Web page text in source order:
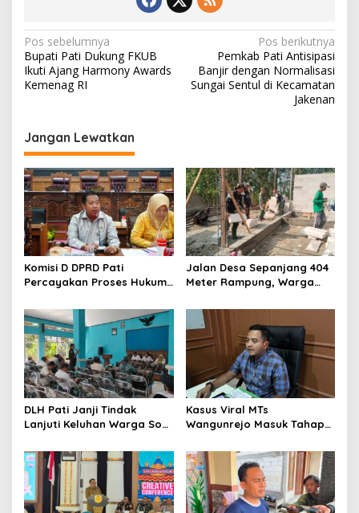
N
a
v
g
a
s
i
p
o
s
Pos sebelumnya
Bupati Pati Dukung FKUB
Ikuti Ajang Harmony Awards
Kemenag RI
Pos berikutnya
Pemkab Pati Antisipasi
Banjir dengan Normalisasi
Sungai Sentul di Kecamatan
Jakenan
Jangan Lewatkan
Komisi D DPRD Pati
Percayakan Proses Hukum
kepada Polisi
Jalan Desa Sepanjang 404
Meter Rampung, Warga
Rasakan Manfaat
DLH Pati Janji Tindak
Lanjuti Keluhan Warga Soal
Kasus Viral MTs
Wangunrejo Masuk Tahap
Kumpulkan Alat Bukti